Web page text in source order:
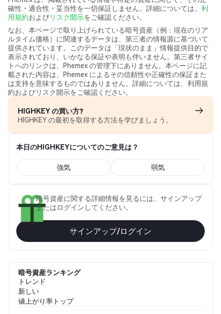
確性・適合性・妥当性を一切保証しません。詳細については、 利
用規約およびリスク開示をご確認ください。
なお、本ページで取り上げられている暗号資産（例：現在のリア
ルタイム価格）に関連するデータは、第三者の情報源に基づいて
提供されています。このデータは「現状のまま」情報提供目的で
表示されており、いかなる保証や表明も伴いません。第三者サイ
トへのリンクは、Phemex の管理下にありません。本ページに記
載された内容は、Phemex によるその信頼性や正確性の保証また
は支持を意味するものではありません。詳細については、利用規
約およびリスク開示をご確認ください。
HIGHKEY の買い方?
HIGHKEY の最初を取得する方法を学びましょう。
本日のHIGHKEYについてのご意見は？
強気 弱気
暗号資産に関する詳細情報を見るには、サインアップ
またはログインしてください。
サインアップ/ログイン
暗号資産ランキング
トレンド
新しい
値上がり率トップ